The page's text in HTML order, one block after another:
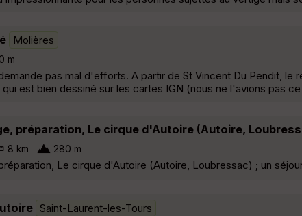
Molières
m
pas mal d'efforts. A partir de St Vincent Du Pendit, le
est bien dessiné sur les cartes IGN (nous ne l'avions pas
préparation, Le cirque d'Autoire (Autoire,
8 km 280 m
Le cirque d'Autoire (Autoire, Loubressac) ; un
Saint-Laurent-les-Tours